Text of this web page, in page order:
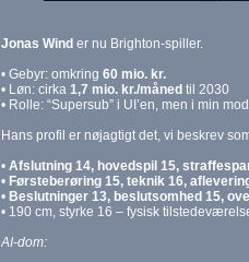
Jonas Wind er nu Brighton‑spiller.
• Gebyr: omkring 60 mio. kr.
• Løn: cirka 1,7 mio. kr./måned til 2030
• Rolle: “Supersub” i UI’en, men i min
Hans profil er nøjagtigt det, vi beskrev
• Afslutning 14, hovedspil 15,
• Førsteberøring 15, teknik 16,
• Beslutninger 13, beslutsomhed 15,
• 190 cm, styrke 16 – fysisk
AI-dom: